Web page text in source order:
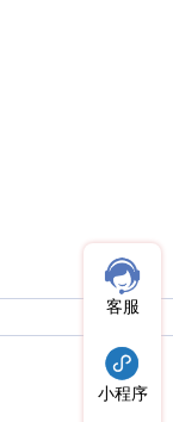
客服
小程序